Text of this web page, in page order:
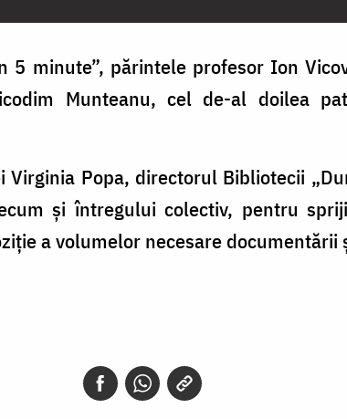
5 minute”, părintele profesor Ion
Munteanu, cel de-al doilea
Popa, directorul Bibliotecii
și întregului colectiv, pentru
a volumelor necesare